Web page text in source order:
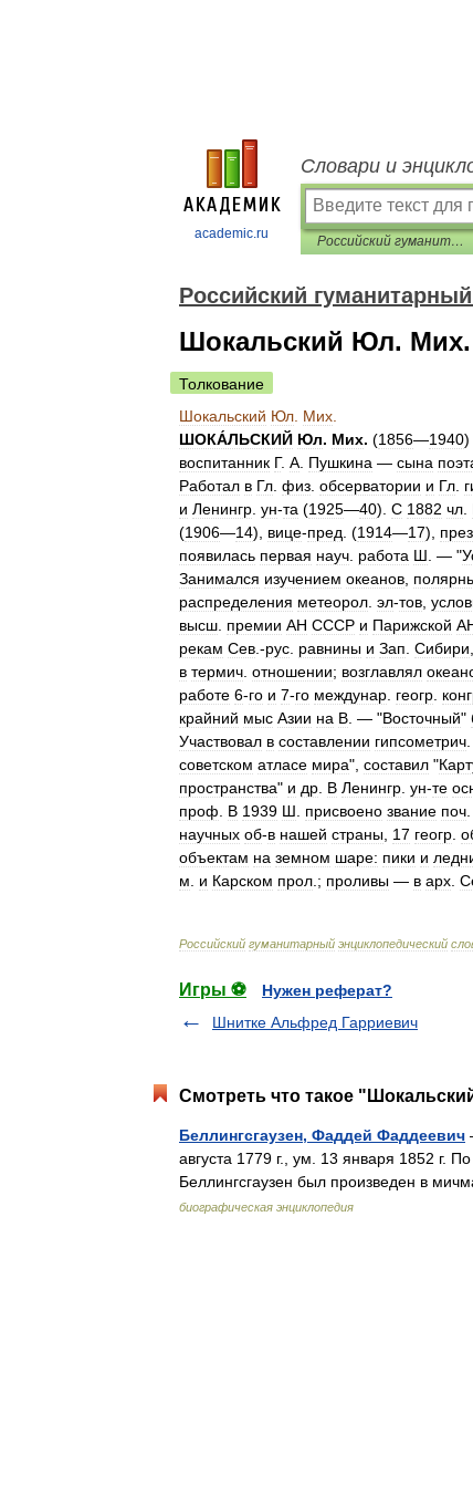
academic.ru
Словари и
Российский гуманитарный энциклопедический словарь
Российский
Шокальский Юл. Мих.
Толкование
Шокальский Юл Мих
ШОКА́ЛЬСКИЙ Юл. Мих. (1856—1940
воспитанник Г. А Пушкина — сына
Работал в Гл физ обсерватории и Гл
и Ленингр ун-та (1925—40). С 1882 чл
(1906—14), вице-пред . (1914—17), през
появилась первая науч работа Ш . — "
Занимался изучением океанов
распределения метеорол эл-тов
высш премии АН СССР и Парижской
рекам Сев .-рус равнины и Зап Сибири
в термич отношении; возглавлял
работе 6-го и 7-го междунар геогр
крайний мыс Азии на В . — "Восточный"
Участвовал в составлении гипсометрич
советском атласе мира", составил "
пространства" и др В Ленингр ун-те
проф
В 1939 Ш присвоено звание поч
научных об-в нашей страны 17 геогр
объектам на земном шаре: пики и
м
и Карском прол .; проливы — в арх
Российский гуманитарный энциклопедический
Игры ⚽
Нужен реферат?
Шнитке Альфред Гарриевич
Смотреть что такое
Беллингсгаузен, Фаддей Фаддеевич
августа 1779 г., ум. 13 января 1852 г.
Беллингсгаузен был произведен в
биографическая энциклопедия